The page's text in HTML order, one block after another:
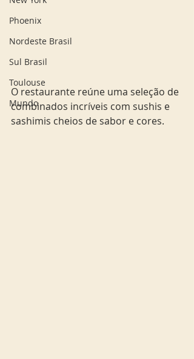
Phoenix
Nordeste Brasil
Sul Brasil
Toulouse
Mundo
O restaurante reúne uma seleção de
combinados incríveis com sushis e
sashimis cheios de sabor e cores.